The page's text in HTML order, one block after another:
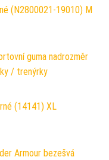
(N2800021-19010) M
guma nadrozměr
/ trenýrky
(14141) XL
Armour bezešvá